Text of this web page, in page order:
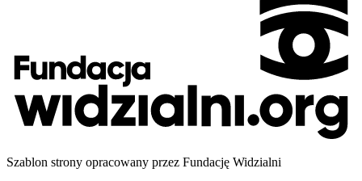
Szablon strony opracowany przez Fundację Widzialni